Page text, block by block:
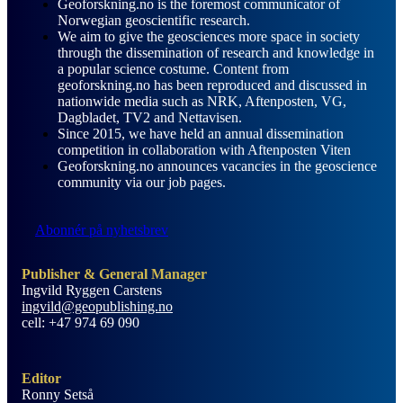
Geoforskning.no is the foremost communicator of
Norwegian geoscientific research.
We aim to give the geosciences more space in society
through the dissemination of research and knowledge in
a popular science costume. Content from
geoforskning.no has been reproduced and discussed in
nationwide media such as NRK, Aftenposten, VG,
Dagbladet, TV2 and Nettavisen.
Since 2015, we have held an annual dissemination
competition in collaboration with Aftenposten Viten
Geoforskning.no announces vacancies in the geoscience
community via our job pages.
Abonnér på nyhetsbrev
Publisher & General Manager
Ingvild Ryggen Carstens
ingvild@geopublishing.no
cell: +47 974 69 090
Editor
Ronny Setså